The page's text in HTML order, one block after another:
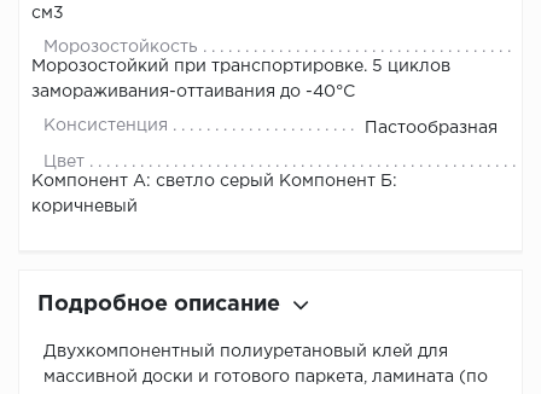
см3
Морозостойкость
Морозостойкий при транспортировке. 5 циклов
замораживания-оттаивания до -40°С
Консистенция Пастообразная
Цвет
Компонент А: светло серый Компонент Б:
коричневый
Подробное описание
Двухкомпонентный полиуретановый клей для
массивной доски и готового паркета, ламината (по